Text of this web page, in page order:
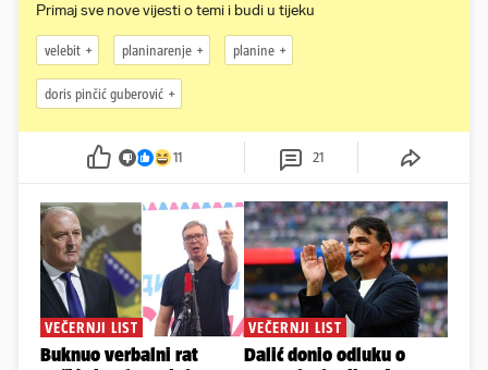
Primaj sve nove vijesti o temi i budi u tijeku
velebit planinarenje planine
doris pinčić guberović
11 21